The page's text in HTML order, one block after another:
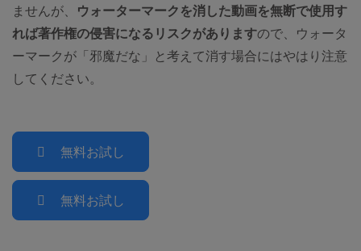
ませんが、 ウォーターマークを消した動画を無断で使用す
れば著作権の侵害になるリスクがありますので、ウォータ
ーマークが「邪魔だな」と考えて消す場合にはやはり注意
してください。
無料お試し
無料お試し